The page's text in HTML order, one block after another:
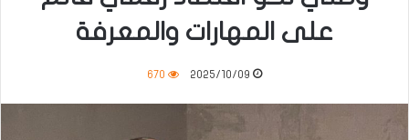
على المهارات والمعرفة
2025/10/09
670